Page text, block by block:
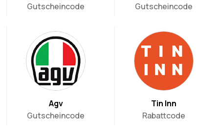
Gutscheincode
Gutscheincode
Agv
Gutscheincode
Tin Inn
Rabattcode